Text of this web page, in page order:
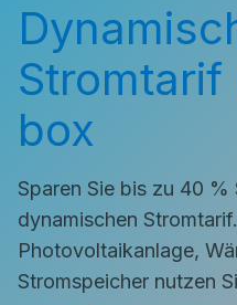
box
Sparen Sie bis zu 40
dynamischen
Photovoltaikanlage,
Stromspeicher nutzen